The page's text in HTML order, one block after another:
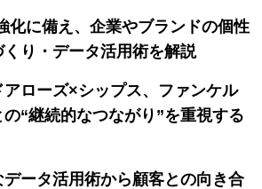
化に備え、企業やブランドの個性
り・データ活用術を解説
ローズ×シップス、ファンケル
“継続的なつながり”を重視する
データ活用術から顧客との向き合